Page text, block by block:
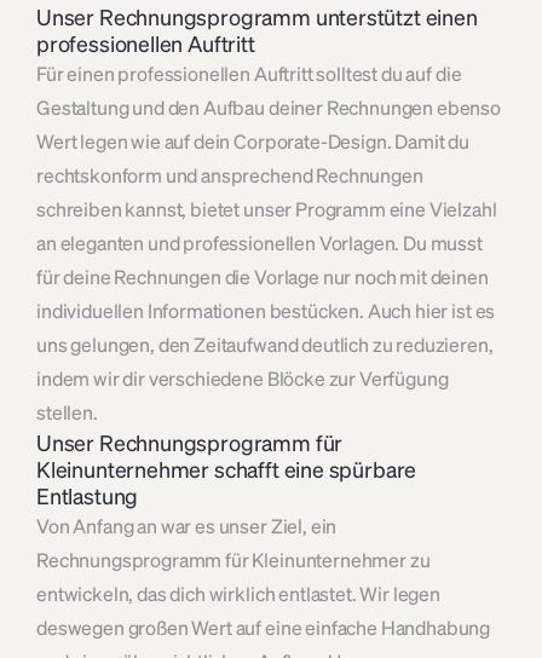
Unser Rechnungsprogramm unterstützt einen
professionellen Auftritt
Für einen professionellen Auftritt solltest du auf die
Gestaltung und den Aufbau deiner Rechnungen ebenso
Wert legen wie auf dein Corporate-Design. Damit du
rechtskonform und ansprechend Rechnungen
schreiben kannst, bietet unser Programm eine Vielzahl
an eleganten und professionellen Vorlagen. Du musst
für deine Rechnungen die Vorlage nur noch mit deinen
individuellen Informationen bestücken. Auch hier ist es
uns gelungen, den Zeitaufwand deutlich zu reduzieren,
indem wir dir verschiedene Blöcke zur Verfügung
stellen.
Unser Rechnungsprogramm für
Kleinunternehmer schafft eine spürbare
Entlastung
Von Anfang an war es unser Ziel, ein
Rechnungsprogramm für Kleinunternehmer zu
entwickeln, das dich wirklich entlastet. Wir legen
deswegen großen Wert auf eine einfache Handhabung